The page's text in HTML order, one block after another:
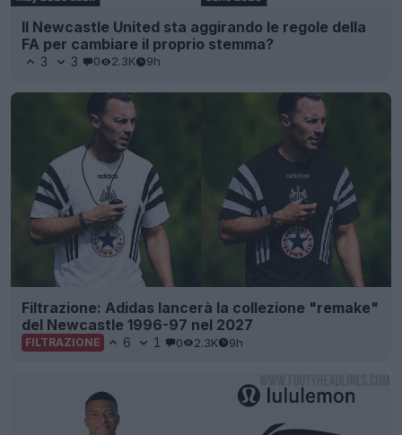
Il Newcastle United sta aggirando le regole della
FA per cambiare il proprio stemma?
3 3 0 2.3K 9h
Filtrazione: Adidas lancerà la collezione "remake"
del Newcastle 1996-97 nel 2027
FILTRAZIONE 6 1 0 2.3K 9h